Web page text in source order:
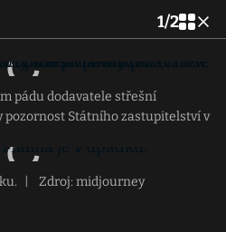
1/2
pádu dodavatele střešní
Státního zastupitelství v
Zdroj: midjourney